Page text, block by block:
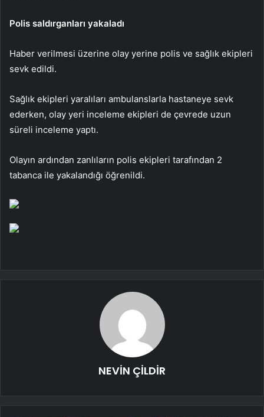
Polis saldırganları yakaladı
Haber verilmesi üzerine olay yerine polis ve sağlık ekipleri
sevk edildi.
Sağlık ekipleri yaralıları ambulanslarla hastaneye sevk
ederken, olay yeri inceleme ekipleri de çevrede uzun
süreli inceleme yaptı.
Olayın ardından zanlıların polis ekipleri tarafından 2
tabanca ile yakalandığı öğrenildi.
NEVİN ÇİLDİR